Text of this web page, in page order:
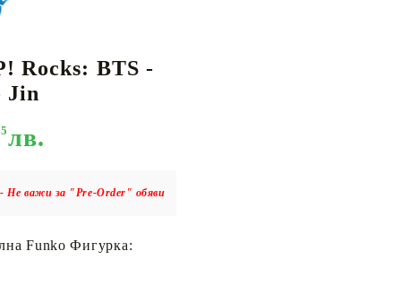
Rocks: BTS -
Jin
лв.
Не важи за "Pre-Order" обяви
Funko Фигурка: